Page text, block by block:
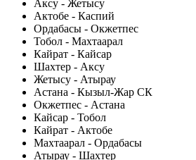
Аксу - Жетысу
Актобе - Каспий
Ордабасы - Окжетпес
Тобол - Махтаарал
Кайрат - Кайсар
Шахтер - Аксу
Жетысу - Атырау
Астана - Кызыл-Жар СК
Окжетпес - Астана
Кайсар - Тобол
Кайрат - Актобе
Махтаарал - Ордабасы
Атырау - Шахтер